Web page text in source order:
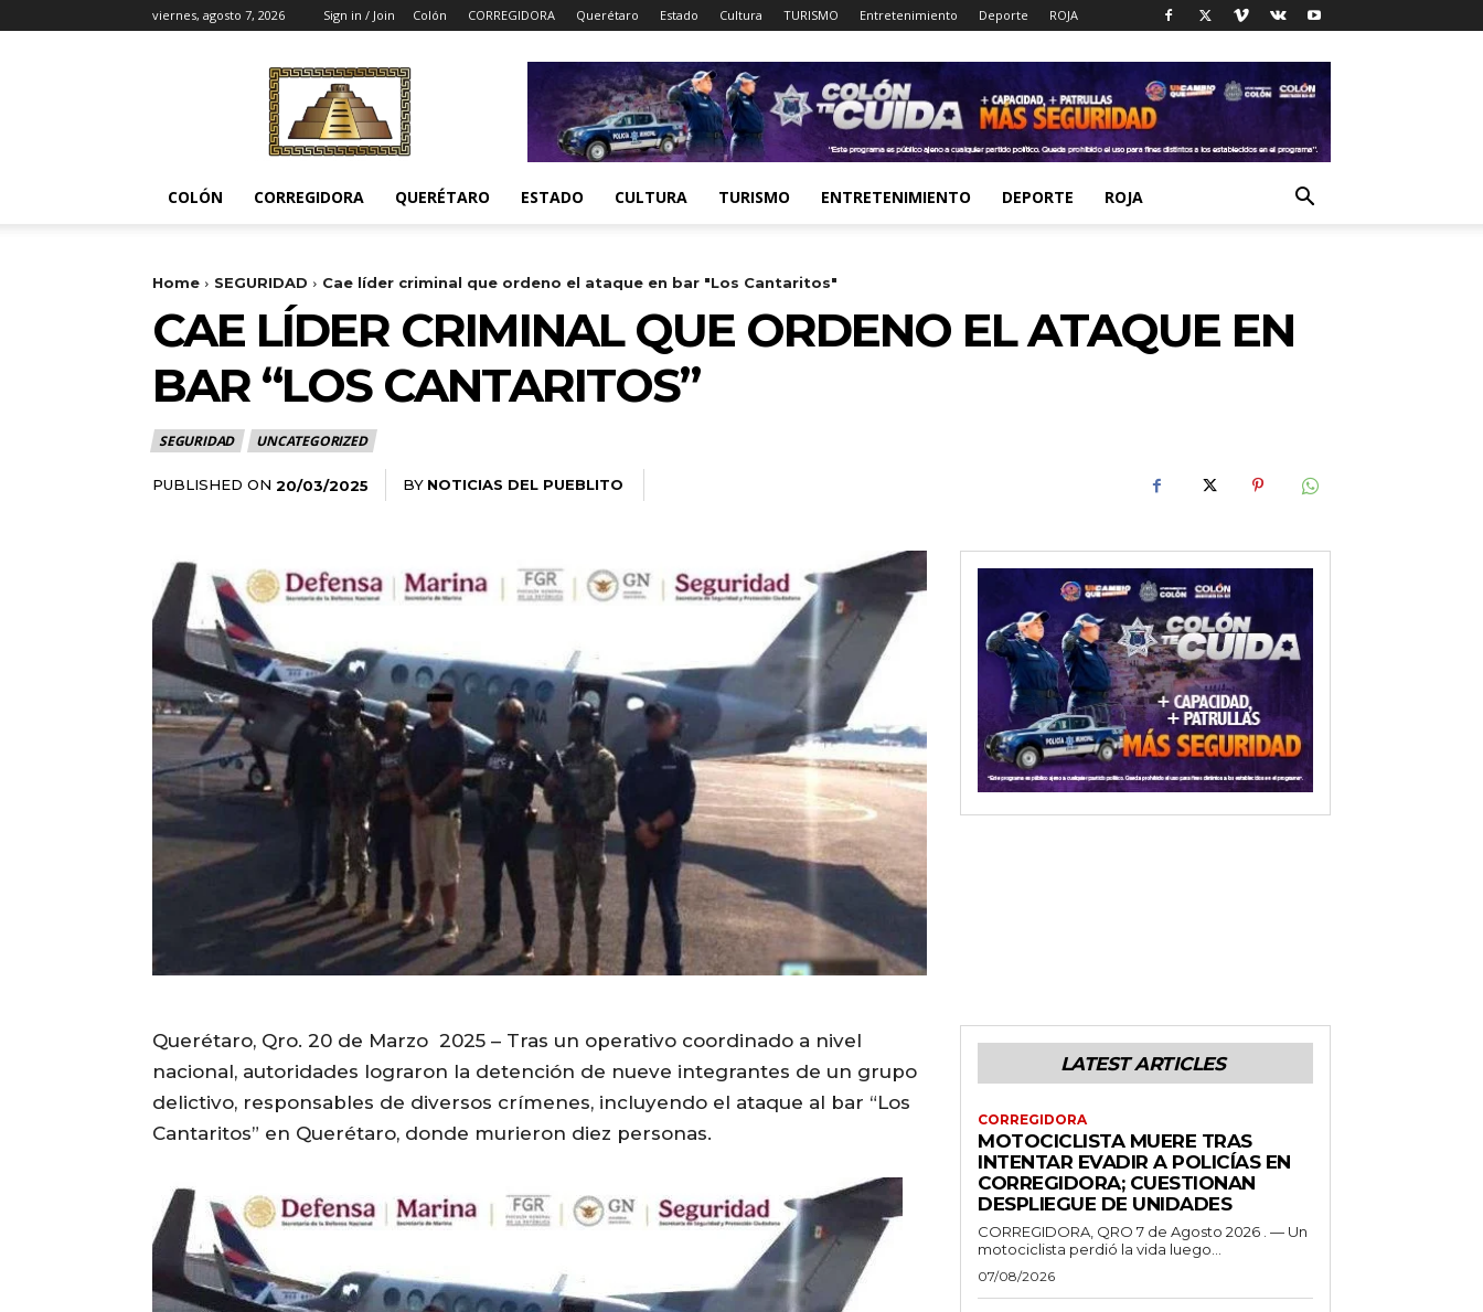
viernes, agosto 7, 2026 Sign in / Join Colón CORREGIDORA Querétaro Estado Cultura TURISMO Entretenimiento Deporte ROJA
Noticias
del
Pueblito
COLÓN CORREGIDORA QUERÉTARO ESTADO CULTURA TURISMO ENTRETENIMIENTO DEPORTE ROJA
Home SEGURIDAD Cae líder criminal que ordeno el ataque en bar "Los Cantaritos"
CAE LÍDER CRIMINAL QUE ORDENO EL ATAQUE EN
BAR “LOS CANTARITOS”
SEGURIDAD UNCATEGORIZED
PUBLISHED ON 20/03/2025 BY NOTICIAS DEL PUEBLITO
Querétaro, Qro. 20 de Marzo 2025 – Tras un operativo coordinado a nivel
nacional, autoridades lograron la detención de nueve integrantes de un grupo
delictivo, responsables de diversos crímenes, incluyendo el ataque al bar “Los
Cantaritos” en Querétaro, donde murieron diez personas.
LATEST ARTICLES
CORREGIDORA
MOTOCICLISTA MUERE TRAS
INTENTAR EVADIR A POLICÍAS EN
CORREGIDORA; CUESTIONAN
DESPLIEGUE DE UNIDADES
CORREGIDORA, QRO 7 de Agosto 2026 . — Un
motociclista perdió la vida luego...
07/08/2026